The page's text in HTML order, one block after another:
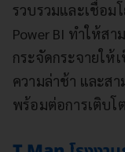
รวบรวมและเชื่อม
Power BI ทำให้ส
กระจัดกระจายให้
ความล่าช้า และสา
พร้อมต่อการเติบโ